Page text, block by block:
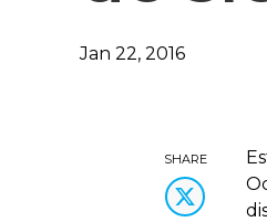
Jan 22, 2016
SHARE